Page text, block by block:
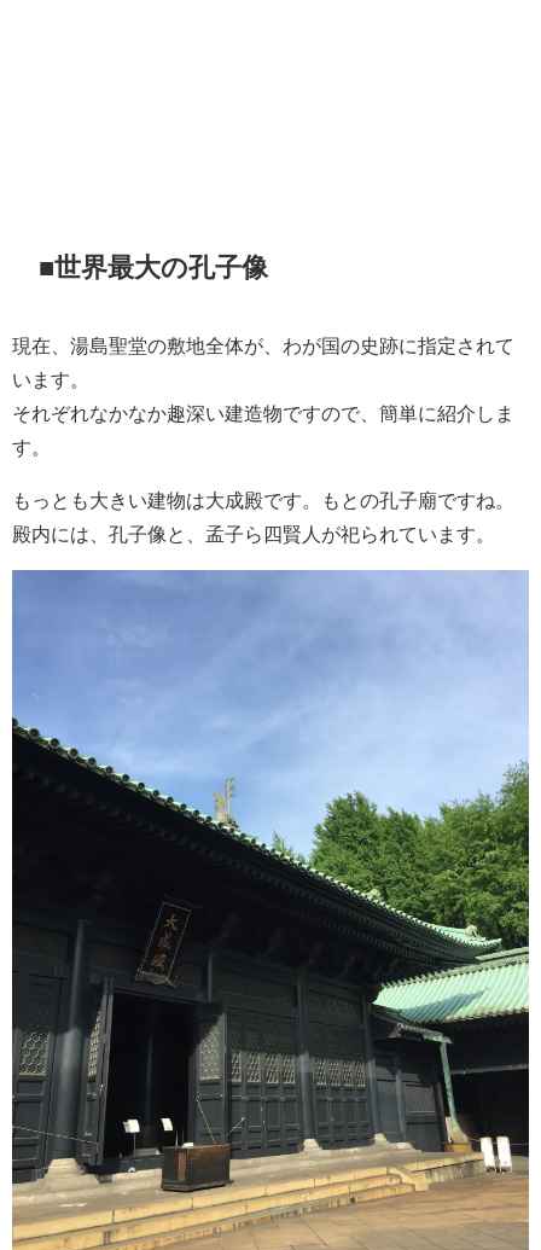
■世界最大の孔子像
現在、湯島聖堂の敷地全体が、わが国の史跡に指定されて
います。
それぞれなかなか趣深い建造物ですので、簡単に紹介しま
す。
もっとも大きい建物は大成殿です。もとの孔子廟ですね。
殿内には、孔子像と、孟子ら四賢人が祀られています。